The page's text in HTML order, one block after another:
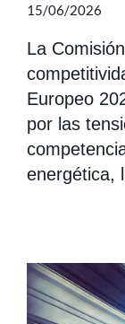
15/06/2026
La
Europeo
por las
energética,